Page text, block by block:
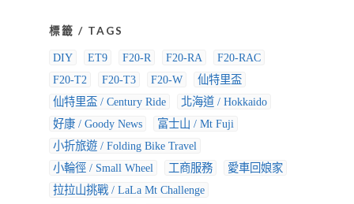
標籤 / TAGS
DIY ET9 F20-R F20-RA
F20-RAC
F20-T2
F20-T3 F20-W
仙特里盃
仙特里盃 / Century Ride
北海道 / Hokkaido
好康 / Goody News
富士山 / Mt Fuji
小折旅遊 / Folding Bike Travel
小輪徑 / Small Wheel
工商服務
愛車回娘家
拉拉山挑戰 / LaLa Mt Challenge